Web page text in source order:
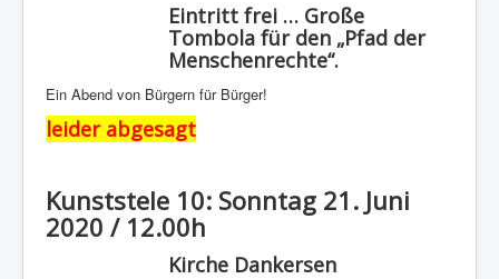
Eintritt frei … Große
Tombola für den „Pfad der
Menschenrechte“.
Ein Abend von Bürgern für Bürger!
leider abgesagt
Kunststele 10: Sonntag 21. Juni
2020 / 12.00h
Kirche Dankersen